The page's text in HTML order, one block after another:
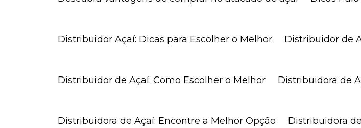
Distribuidor Açaí: Dicas para Escolher o Melhor Distribuidor de
Distribuidor de Açaí: Como Escolher o Melhor Distribuidora de
Distribuidora de Açaí: Encontre a Melhor Opção Distribuidora